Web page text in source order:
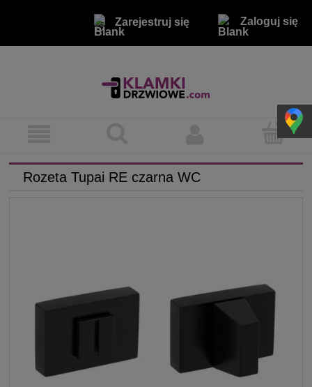
Zarejestruj się Zaloguj się
Rozeta Tupai RE czarna WC